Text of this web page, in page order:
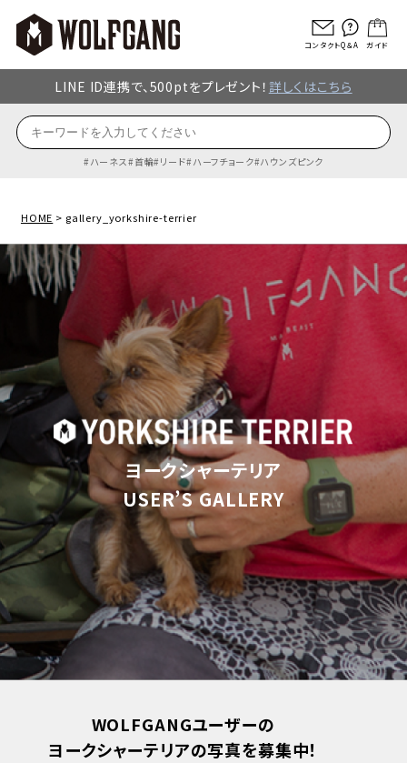
コンタクトQ＆A ガイド
LINE ID連携で、500ptをプレゼント！ 詳しくはこちら
ハーネス 首輪 リード ハーフチョーク ハウンズピンク
HOME gallery_yorkshire-terrier
ヨークシャーテリア
USER’S GALLERY
WOLFGANGユーザーの
ヨークシャーテリアの写真を募集中！